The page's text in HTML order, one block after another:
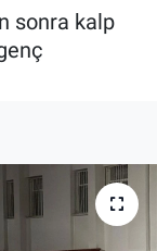
sonra kalp